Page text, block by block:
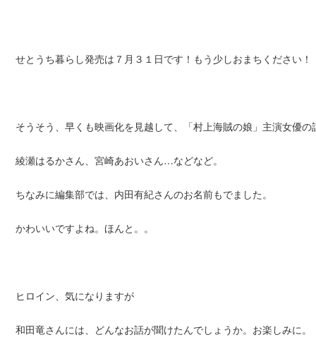
せとうち暮らし発売は７月３１日です！もう少しおまちください！
そうそう、早くも映画化を見越して、「村上海賊の娘」主演女優
綾瀬はるかさん、宮崎あおいさん…などなど。
ちなみに編集部では、内田有紀さんのお名前もでました。
かわいいですよね。ほんと。。
ヒロイン、気になりますが
和田竜さんには、どんなお話が聞けたんでしょうか。お楽しみに。